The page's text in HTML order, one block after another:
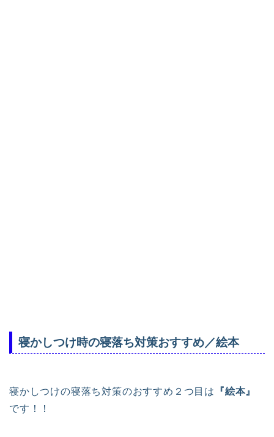
寝かしつけ時の寝落ち対策おすすめ／絵本
寝かしつけの寝落ち対策のおすすめ２つ目は
『絵本』
です！！